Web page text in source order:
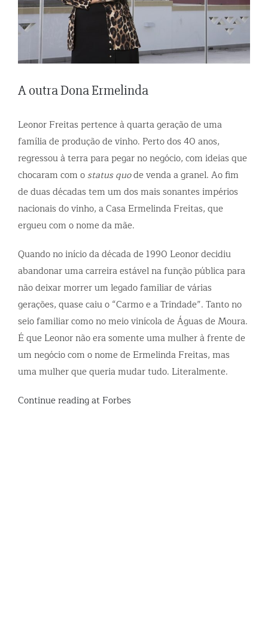
A outra Dona Ermelinda
Leonor Freitas pertence à quarta geração de uma
família de produção de vinho. Perto dos 40 anos,
regressou à terra para pegar no negócio, com ideias que
chocaram com o status quode venda a granel. Ao fim
de duas décadas tem um dos mais sonantes impérios
nacionais do vinho, a Casa Ermelinda Freitas, que
ergueu com o nome da mãe.
Quando no início da década de 1990 Leonor decidiu
abandonar uma carreira estável na função pública para
não deixar morrer um legado familiar de várias
gerações, quase caiu o “Carmo e a Trindade”. Tanto no
seio familiar como no meio vinícola de Águas de Moura.
É que Leonor não era somente uma mulher à frente de
um negócio com o nome de Ermelinda Freitas, mas
uma mulher que queria mudar tudo. Literalmente.
Continue reading at Forbes